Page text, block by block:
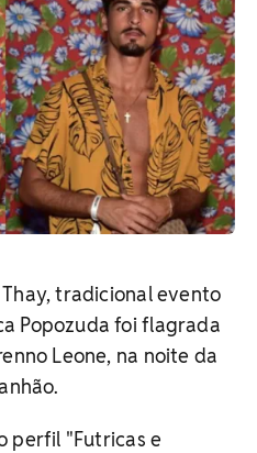
tradicional evento
Popozuda foi flagrada
Leone, na noite da
perfil "Futricas e